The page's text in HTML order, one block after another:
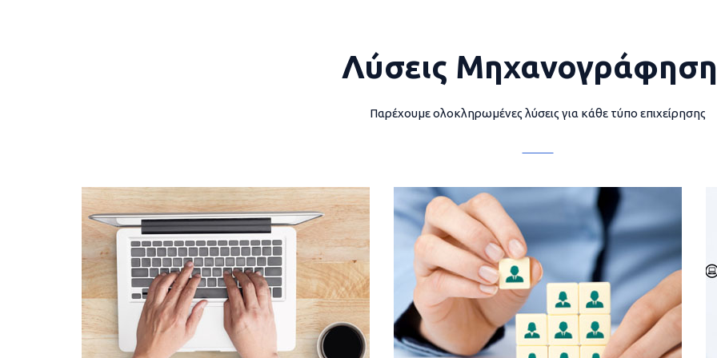
Λύσεις
Παρέχουμε ολοκληρωμένες λύσεις για κάθε τύπο επιχείρησης